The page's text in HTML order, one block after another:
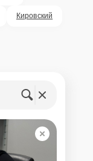
Кировский